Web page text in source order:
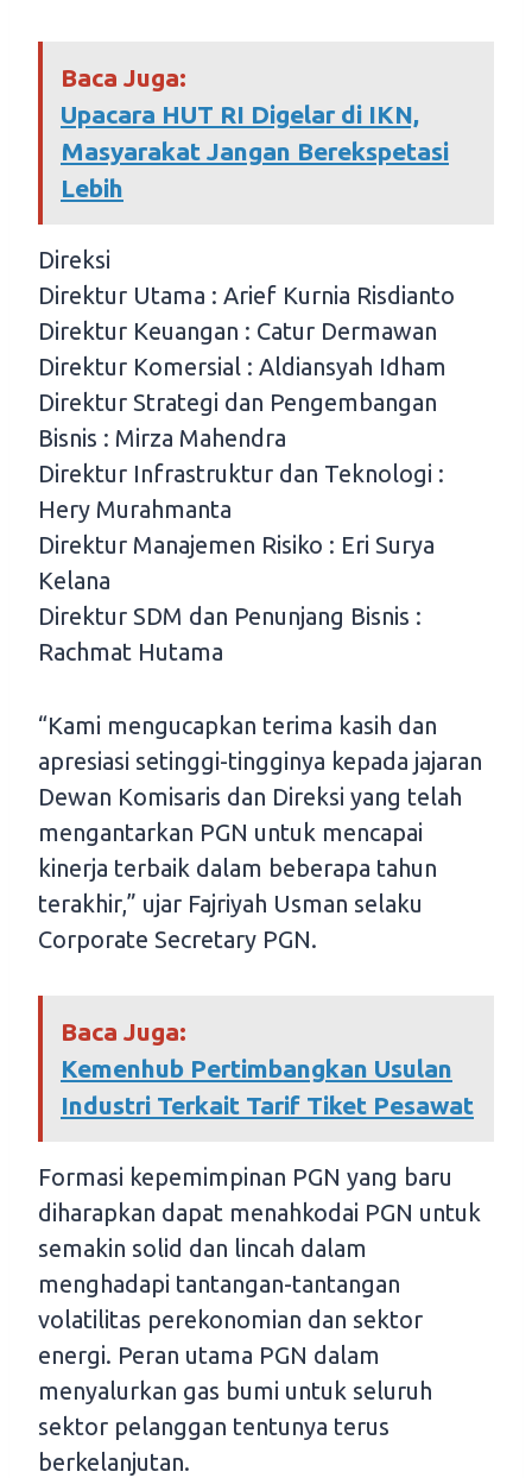
Baca Juga:
Upacara HUT RI Digelar di IKN,
Masyarakat Jangan Berekspetasi
Lebih
Direksi
Direktur Utama : Arief Kurnia Risdianto
Direktur Keuangan : Catur Dermawan
Direktur Komersial : Aldiansyah Idham
Direktur Strategi dan Pengembangan
Bisnis : Mirza Mahendra
Direktur Infrastruktur dan Teknologi :
Hery Murahmanta
Direktur Manajemen Risiko : Eri Surya
Kelana
Direktur SDM dan Penunjang Bisnis :
Rachmat Hutama
“Kami mengucapkan terima kasih dan
apresiasi setinggi-tingginya kepada jajaran
Dewan Komisaris dan Direksi yang telah
mengantarkan PGN untuk mencapai
kinerja terbaik dalam beberapa tahun
terakhir,” ujar Fajriyah Usman selaku
Corporate Secretary PGN.
Baca Juga:
Kemenhub Pertimbangkan Usulan
Industri Terkait Tarif Tiket Pesawat
Formasi kepemimpinan PGN yang baru
diharapkan dapat menahkodai PGN untuk
semakin solid dan lincah dalam
menghadapi tantangan-tantangan
volatilitas perekonomian dan sektor
energi. Peran utama PGN dalam
menyalurkan gas bumi untuk seluruh
sektor pelanggan tentunya terus
berkelanjutan.